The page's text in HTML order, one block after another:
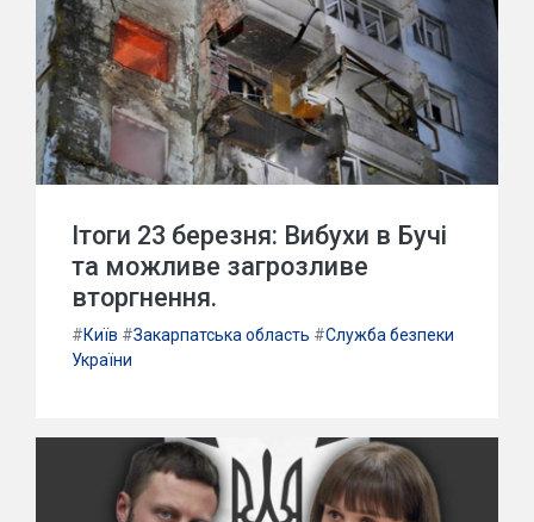
Ітоги 23 березня: Вибухи в Бучі
та можливе загрозливе
вторгнення.
#Київ #Закарпатська область #Служба безпеки
України